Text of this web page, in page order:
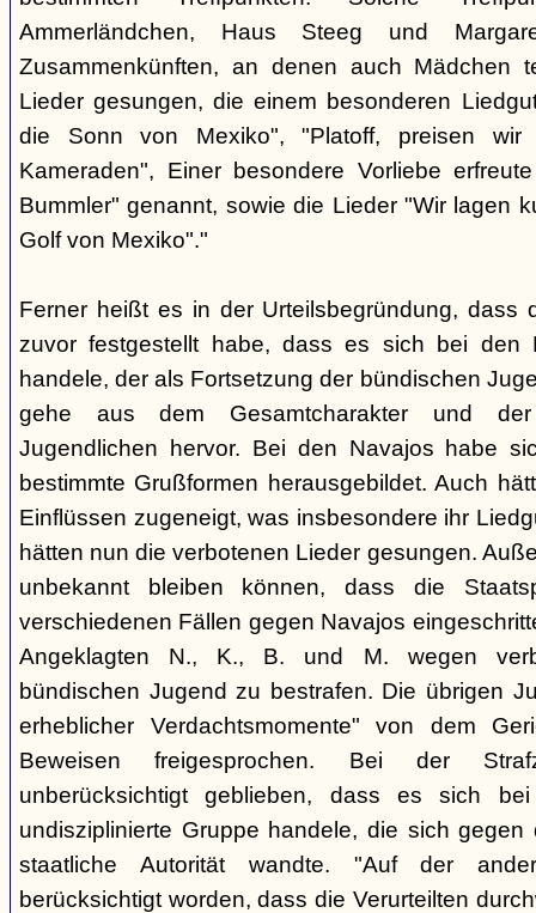
Ammerländchen, Haus Steeg und
Zusammenkünften, an denen auch Mädchen
Lieder gesungen, die einem besonderen
die Sonn von Mexiko", "Platoff, preisen
Kameraden", Einer besondere Vorliebe
Bummler" genannt, sowie die Lieder "Wir lagen
Golf von Mexiko"."
Ferner heißt es in der Urteilsbegründung, dass
zuvor festgestellt habe, dass es sich bei den
handele, der als Fortsetzung der bündischen
gehe aus dem Gesamtcharakter und der
Jugendlichen hervor. Bei den Navajos habe
bestimmte Grußformen herausgebildet. Auch
Einflüssen zugeneigt, was insbesondere ihr
hätten nun die verbotenen Lieder gesungen.
unbekannt bleiben können, dass die
verschiedenen Fällen gegen Navajos
Angeklagten N., K., B. und M. wegen
bündischen Jugend zu bestrafen. Die übrigen
erheblicher Verdachtsmomente" von dem
Beweisen freigesprochen. Bei der
unberücksichtigt geblieben, dass es sich
undisziplinierte Gruppe handele, die sich
staatliche Autorität wandte. "Auf der
berücksichtigt worden, dass die Verurteilten